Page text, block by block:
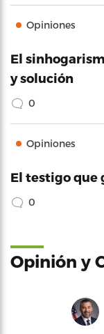
Opiniones
El
y solución
0
Opiniones
El testigo que
0
Opinión y